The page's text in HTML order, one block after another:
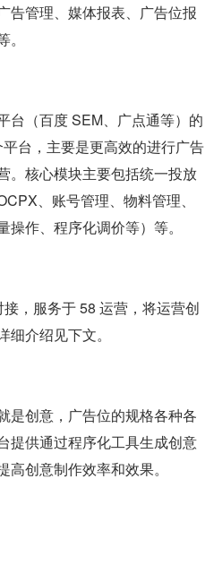
告管理、媒体报表、广告位报
台（百度 SEM、广点通等）的
台，主要是更高效的进行广告
。核心模块主要包括统一投放
、账号管理、物料管理、
作、程序化调价等）等。
，服务于 58 运营，将运营创
介绍见下文。
是创意，广告位的规格各种各
提供通过程序化工具生成创意
创意制作效率和效果。